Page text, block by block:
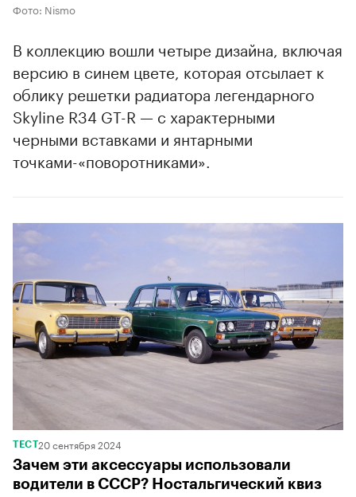
Фото: Nismo
В коллекцию вошли четыре дизайна, включая
версию в синем цвете, которая отсылает к
облику решетки радиатора легендарного
Skyline R34 GT-R — с характерными
черными вставками и янтарными
точками-«поворотниками».
ТЕСТ20 сентября 2024
Зачем эти аксессуары использовали
водители в СССР? Ностальгический квиз